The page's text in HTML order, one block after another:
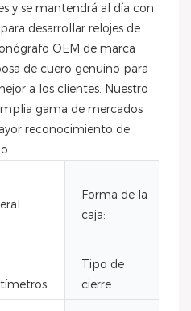
y se mantendrá al día con
desarrollar relojes de
OEM de marca
de cuero genuino para
a los clientes. Nuestro
gama de mercados
reconocimiento de
Forma de la
caja:
Tipo de
cierre: